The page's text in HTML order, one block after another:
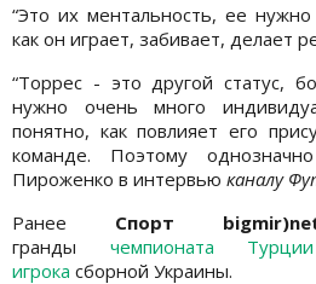
“Это их ментальность, ее
как он играет, забивает, делает
“Торрес - это другой статус,
нужно очень много
понятно, как повлияет его
команде. Поэтому
Пироженко в интервью каналу
Ранее Спорт
гранды чемпионата
игрока сборной Украины.